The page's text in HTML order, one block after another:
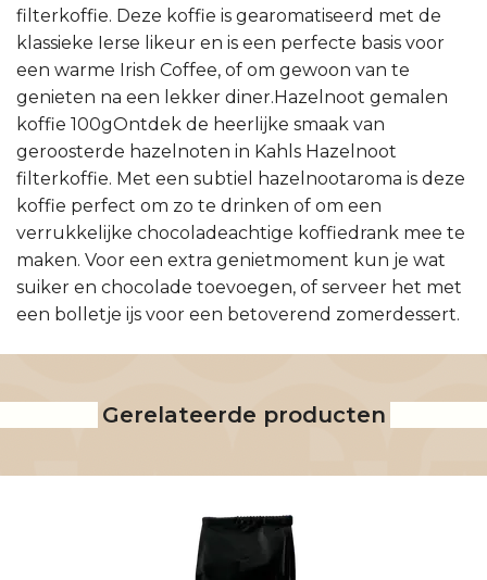
filterkoffie. Deze koffie is gearomatiseerd met de
klassieke Ierse likeur en is een perfecte basis voor
een warme Irish Coffee, of om gewoon van te
genieten na een lekker diner.Hazelnoot gemalen
koffie 100gOntdek de heerlijke smaak van
geroosterde hazelnoten in Kahls Hazelnoot
filterkoffie. Met een subtiel hazelnootaroma is deze
koffie perfect om zo te drinken of om een
verrukkelijke chocoladeachtige koffiedrank mee te
maken. Voor een extra genietmoment kun je wat
suiker en chocolade toevoegen, of serveer het met
een bolletje ijs voor een betoverend zomerdessert.
Gerelateerde producten